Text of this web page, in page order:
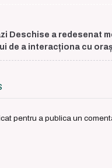
Deschise a redesenat
de a interacționa cu
pentru a publica un